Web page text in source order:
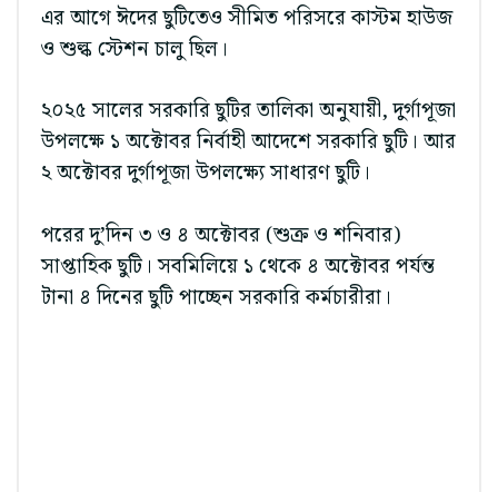
এর আগে ঈদের ছুটিতেও সীমিত পরিসরে কাস্টম হাউজ
ও শুল্ক স্টেশন চালু ছিল।
২০২৫ সালের সরকারি ছুটির তালিকা অনুযায়ী, দুর্গাপূজা
উপলক্ষে ১ অক্টোবর নির্বাহী আদেশে সরকারি ছুটি। আর
২ অক্টোবর দুর্গাপূজা উপলক্ষ্যে সাধারণ ছুটি।
পরের দু’দিন ৩ ও ৪ অক্টোবর (শুক্র ও শনিবার)
সাপ্তাহিক ছুটি। সবমিলিয়ে ১ থেকে ৪ অক্টোবর পর্যন্ত
টানা ৪ দিনের ছুটি পাচ্ছেন সরকারি কর্মচারীরা।